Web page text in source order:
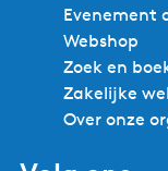
Evenement
Webshop
Zoek en
Zakelijke
Over onze